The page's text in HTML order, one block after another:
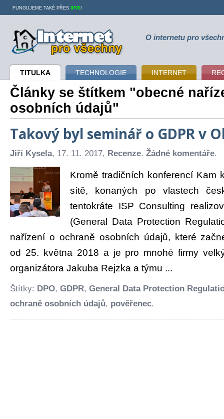
Internet pro všechny O internetu pro
TITULKA TECHNOLOGIE INTERNET
FUNGUJEME TAKÉ PŘES IPV6!
Články se štítkem "obecné
osobních údajů"
Takový byl seminář o GDPR v
Jiří Kysela, 17. 11. 2017, Recenze. Žádné komentáře.
Kromě tradičních konferencí Kam
sítě, konaných po vlastech
tentokráte ISP Consulting
(General Data Protection
nařízení o ochraně osobních údajů, které
od 25. května 2018 a je pro mnohé firmy
organizátora Jakuba Rejzka a týmu ...
Štítky: DPO, GDPR, General Data Protection
ochraně osobních údajů, pověřenec.